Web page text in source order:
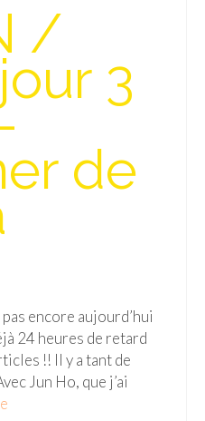
/
3
de
pas encore aujourd’hui
24 heures de retard
!! Il y a tant de
Jun Ho, que j’ai